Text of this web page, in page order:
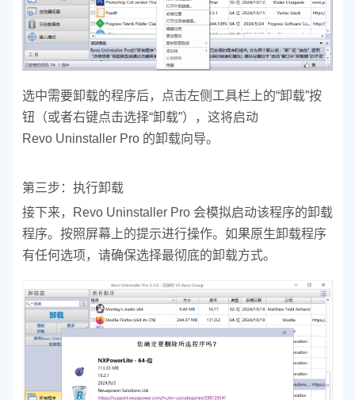
选中需要卸载的程序后，点击左侧工具栏上的“卸载”按
钮（或者右键点击选择“卸载”），这将启动
Revo Uninstaller Pro 的卸载向导。
第三步：执行卸载
接下来，Revo Uninstaller Pro 会模拟启动该程序的卸载
程序。按照屏幕上的提示进行操作。如果原生卸载程序
有任何选项，请确保选择最彻底的卸载方式。